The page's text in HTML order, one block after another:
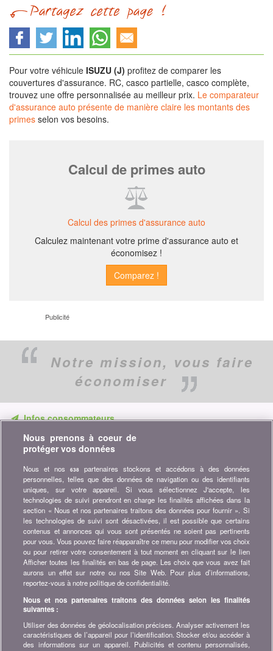
Pour votre véhicule ISUZU (J) profitez de comparer les
couvertures d'assurance. RC, casco partielle, casco complète,
trouvez une offre personnalisée au meilleur prix. Le comparateur
d'assurance auto présente de manière claire les montants des
primes selon vos besoins.
Calcul de primes auto
Calcul des primes d'assurance auto
Calculez maintenant votre prime d'assurance auto et
économisez !
Publicité
Notre mission, vous faire
économiser
Infos consommateurs
Ne ratez aucune occasion d'économiser. Recevez nos
comparatifs, conseils et astuces dans les domaines tels que
l'assurance, la finance, produits de consommation et bien plus...
Abonnez-vous à la newsletter
Rejoignez la communauté
Restez à l'affût, retrouvez tous les conseils et astuces pour
économiser sur :
A propos de bonus.ch
Qui est bonus.ch ? Comment fonctionnent les comparatifs ?
Demande de presse, partenariat, publicité, ...
Nous prenons à coeur de
protéger vos données
Nous et nos638
partenaires stockons et accédons à des données
personnelles, telles que des données de navigation ou des identifiants
uniques, sur votre appareil. Si vous sélectionnez J'accepte, les
technologies de suivi prendront en charge les finalités affichées dans la
section « Nous et nos partenaires traitons des données pour fournir ». Si
les technologies de suivi sont désactivées, il est possible que certains
contenus et annonces qui vous sont présentés ne soient pas pertinents
pour vous. Vous pouvez faire réapparaître ce menu pour modifier vos choix
ou pour retirer votre consentement à tout moment en cliquant sur le lien
Afficher toutes les finalités en bas de page. Les choix que vous avez fait
aurons un effet sur notre ou nos Site Web. Pour plus d’informations,
reportez-vous à notre politique de confidentialité.
Nous et nos partenaires traitons des données selon les finalités
suivantes :
Utiliser des données de géolocalisation précises. Analyser activement les
caractéristiques de l’appareil pour l’identification. Stocker et/ou accéder à
des informations sur un appareil. Publicités et contenu personnalisés,